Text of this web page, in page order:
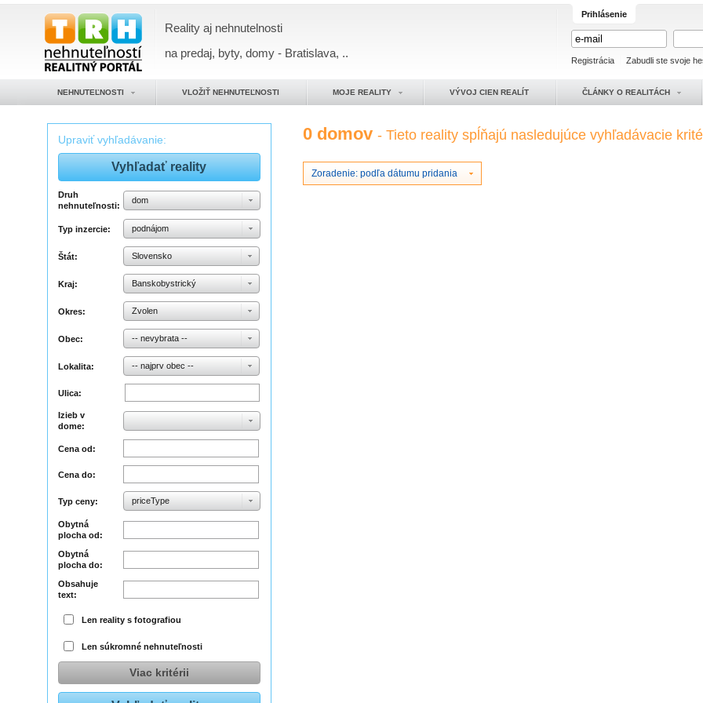
Reality aj nehnutelnosti
na predaj, byty, domy - Bratislava, ..
Prihlásenie
Registrácia Zabudli ste svoje
NEHNUTEĽNOSTI VLOŽIŤ NEHNUTEĽNOSTI MOJE REALITY VÝVOJ CIEN REALÍT ČLÁNKY O REALITÁCH
Upraviť vyhľadávanie:
Druh
nehnuteľnosti:
dom
Typ inzercie: podnájom
Štát: Slovensko
Kraj: Banskobystrický
Okres: Zvolen
Obec: -- nevybrata --
Lokalita: -- najprv obec --
Ulica:
Izieb v
dome:
Cena od:
Cena do:
Typ ceny: priceType
Obytná
plocha od:
Obytná
plocha do:
Obsahuje
text:
Len reality s fotografiou
Len súkromné nehnuteľnosti
Viac kritérii
0 domov- Tieto reality spĺňajú nasledujúce vyhľadávacie
Zoradenie: podľa dátumu pridania